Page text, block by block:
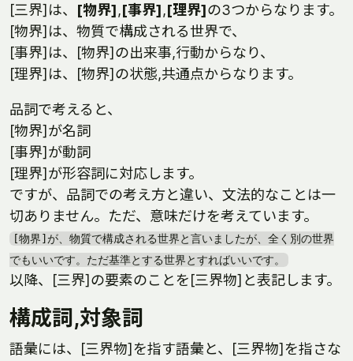
[三界]は、 [物界],[事界],[理界]の3つからなります。
[物界]は、物質で構成される世界で、
[事界]は、[物界]の出来事,行動からなり、
[理界]は、[物界]の状態,共通点からなります。
品詞で考えると、
[物界]が名詞
[事界]が動詞
[理界]が形容詞に対応します。
ですが、品詞での考え方と違い、文法的なことは一
切ありません。ただ、意味だけを考えています。
[物界]が、物質で構成される世界と言いましたが、全く別の世界
でもいいです。ただ基準とする世界とすればいいです。
以降、[三界]の要素のことを[三界物]と表記します。
構成詞,対象詞
語彙には、[三界物]を指す語彙と、[三界物]を指さな